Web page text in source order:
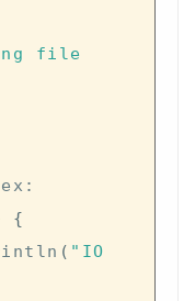
file
ex :
{
println
( "IO